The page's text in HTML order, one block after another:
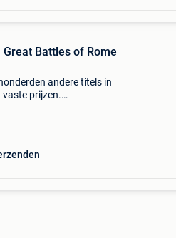
Battles of Rome
andere titels in
vaste prijzen.